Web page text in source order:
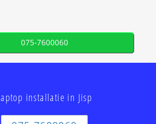
075-7600060
installatie in Jisp